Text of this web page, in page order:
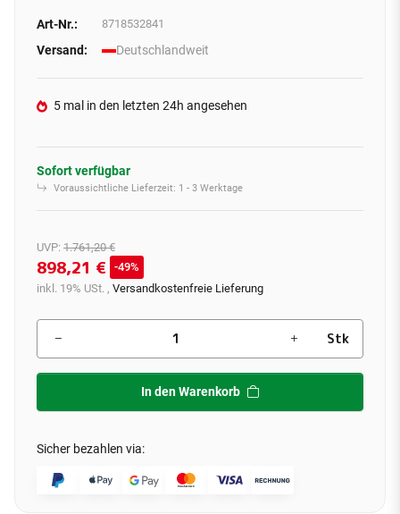
Art-Nr.: 8718532841
Versand: Deutschlandweit
5 mal in den letzten 24h angesehen
Sofort verfügbar
Voraussichtliche Lieferzeit: 1 - 3 Werktage
UVP: 1.761,20 €
898,21 €
49%
inkl. 19% USt. , Versandkostenfreie Lieferung
Stk
In den Warenkorb
Sicher bezahlen via: